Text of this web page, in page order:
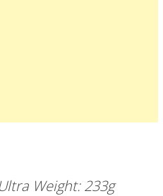
Weight: 233g